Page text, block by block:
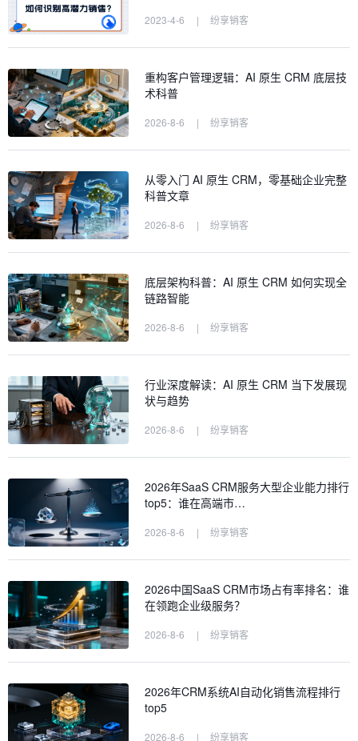
2023-4-6 | 纷享销客
重构客户管理逻辑：AI 原生 CRM 底层技
术科普
2026-8-6 | 纷享销客
从零入门 AI 原生 CRM，零基础企业完整
科普文章
2026-8-6 | 纷享销客
底层架构科普：AI 原生 CRM 如何实现全
链路智能
2026-8-6 | 纷享销客
行业深度解读：AI 原生 CRM 当下发展现
状与趋势
2026-8-6 | 纷享销客
2026年SaaS CRM服务大型企业能力排行
top5：谁在高端市…
2026-8-6 | 纷享销客
2026中国SaaS CRM市场占有率排名：谁
在领跑企业级服务？
2026-8-6 | 纷享销客
2026年CRM系统AI自动化销售流程排行
top5
2026-8-6 | 纷享销客